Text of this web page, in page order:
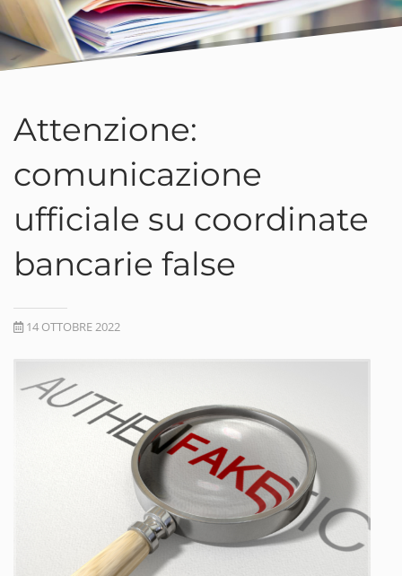
Attenzione:
comunicazione
ufficiale su coordinate
bancarie false
14 OTTOBRE 2022